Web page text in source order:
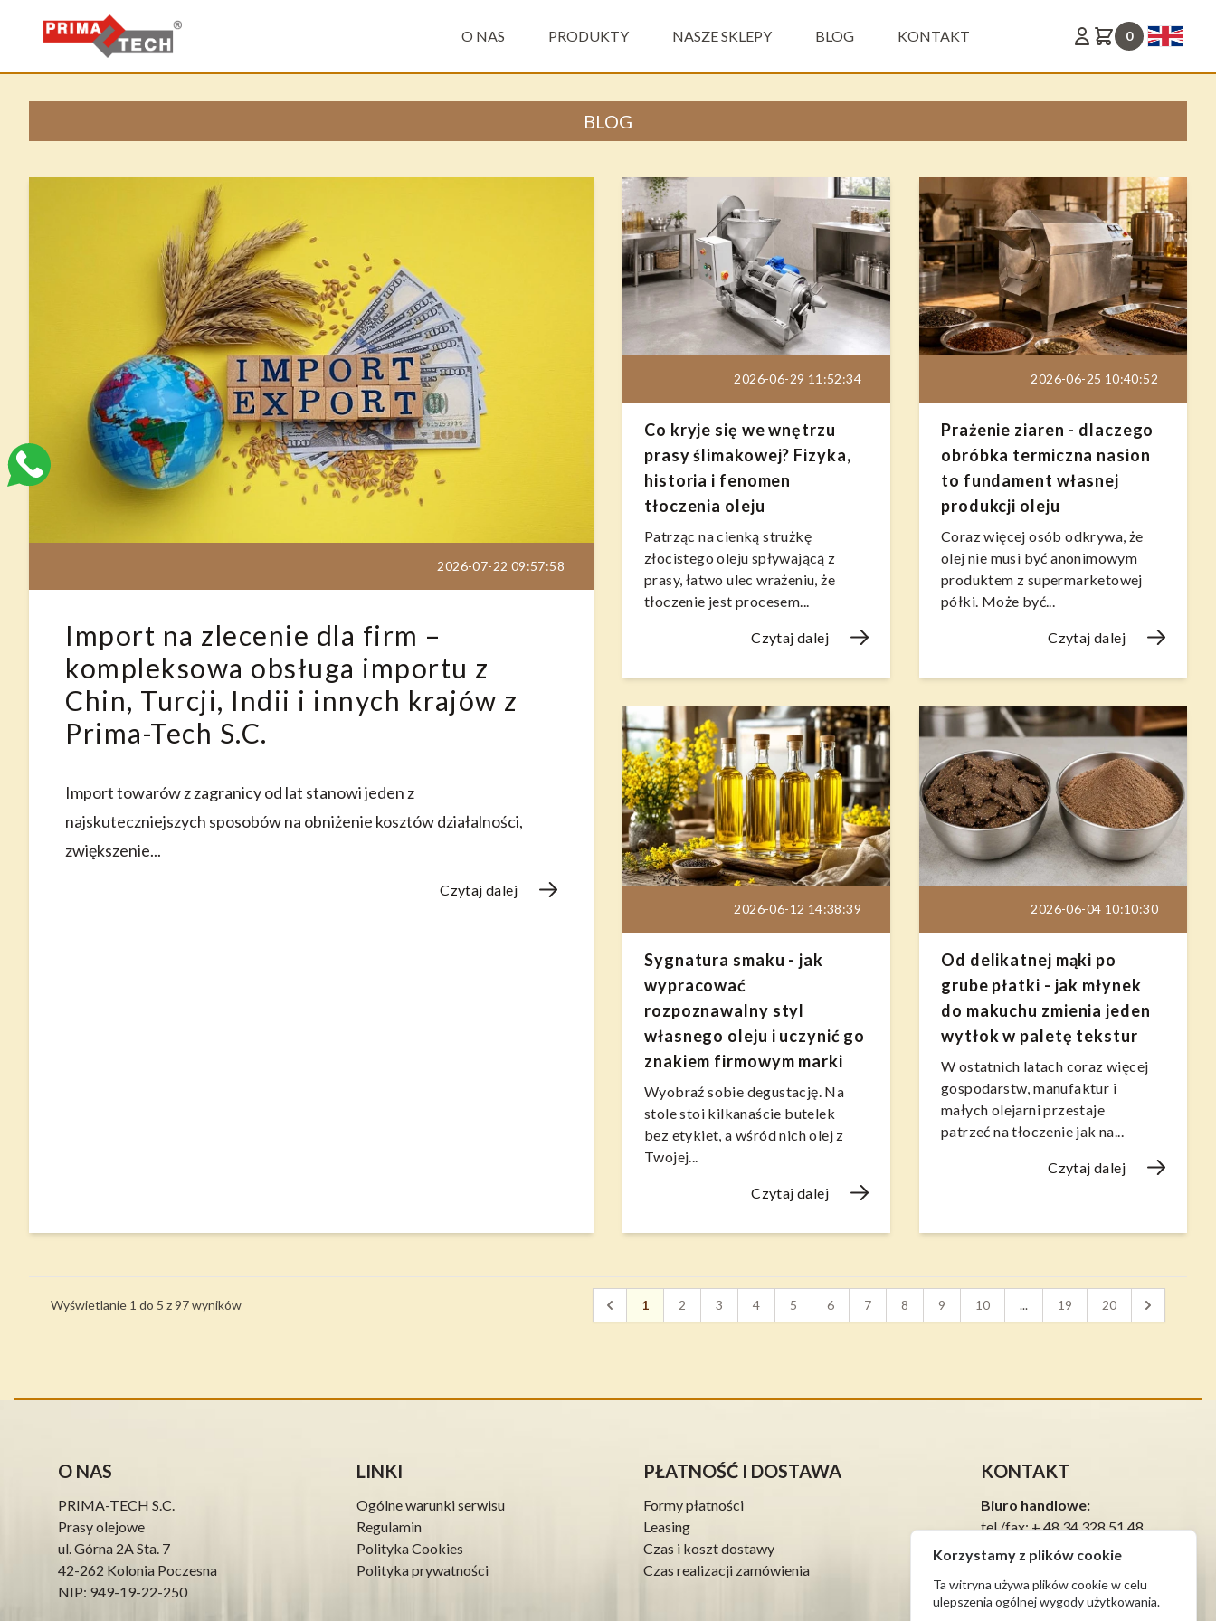
O NAS PRODUKTY NASZE SKLEPY BLOG KONTAKT 0
BLOG
2026-07-22 09:57:58
Import na zlecenie dla firm –
kompleksowa obsługa importu z
Chin, Turcji, Indii i innych krajów z
Prima-Tech S.C.
Import towarów z zagranicy od lat stanowi jeden z
najskuteczniejszych sposobów na obniżenie kosztów działalności,
zwiększenie...
Czytaj dalej
2026-06-29 11:52:34
Co kryje się we wnętrzu
prasy ślimakowej? Fizyka,
historia i fenomen
tłoczenia oleju
Patrząc na cienką strużkę
złocistego oleju spływającą z
prasy, łatwo ulec wrażeniu, że
tłoczenie jest procesem...
Czytaj dalej
2026-06-25 10:40:52
Prażenie ziaren - dlaczego
obróbka termiczna nasion
to fundament własnej
produkcji oleju
Coraz więcej osób odkrywa, że
olej nie musi być anonimowym
produktem z supermarketowej
półki. Może być...
Czytaj dalej
2026-06-12 14:38:39
Sygnatura smaku - jak
wypracować
rozpoznawalny styl
własnego oleju i uczynić go
znakiem firmowym marki
Wyobraź sobie degustację. Na
stole stoi kilkanaście butelek
bez etykiet, a wśród nich olej z
Twojej...
Czytaj dalej
2026-06-04 10:10:30
Od delikatnej mąki po
grube płatki - jak młynek
do makuchu zmienia jeden
wytłok w paletę tekstur
W ostatnich latach coraz więcej
gospodarstw, manufaktur i
małych olejarni przestaje
patrzeć na tłoczenie jak na...
Czytaj dalej
Wyświetlanie 1 do 5 z97wyników 1 2 3 4 5 6 7 8 9 10 ... 19 20
O NAS
PRIMA-TECH S.C.
Prasy olejowe
ul. Górna 2A Sta. 7
42-262 Kolonia Poczesna
NIP: 949-19-22-250
LINKI
Ogólne warunki serwisu
Regulamin
Polityka Cookies
Polityka prywatności
PŁATNOŚĆ I DOSTAWA
Formy płatności
Leasing
Czas i koszt dostawy
Czas realizacji zamówienia
KONTAKT
Biuro handlowe:
tel./fax: + 48 34 328 51 48
tel.: + 48 663 726 600 Marta
Serwis:
tel.: + 48 34 328 59 25
Korzystamy z plików cookie
Ta witryna używa plików cookie w celu
ulepszenia ogólnej wygody użytkowania.